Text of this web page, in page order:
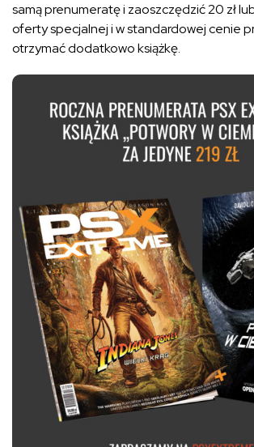
samą prenumeratę i zaoszczędzić 20 zł
oferty specjalnej i w standardowej cenie
otrzymać dodatkowo książkę.